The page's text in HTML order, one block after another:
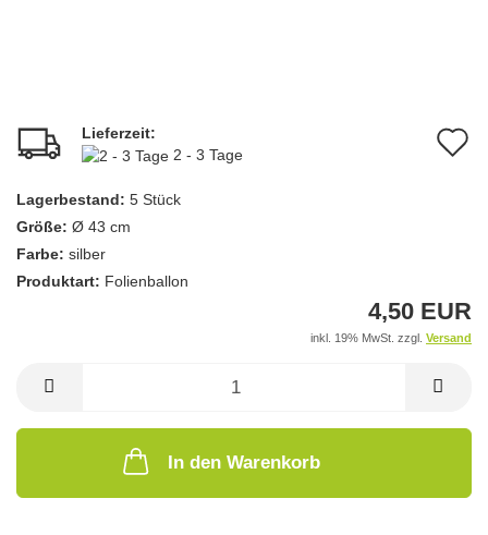
Lieferzeit:
2 - 3 Tage
Lagerbestand: 5 Stück
Größe: Ø 43 cm
Farbe: silber
Produktart: Folienballon
4,50 EUR
inkl. 19% MwSt. zzgl. Versand
In den Warenkorb